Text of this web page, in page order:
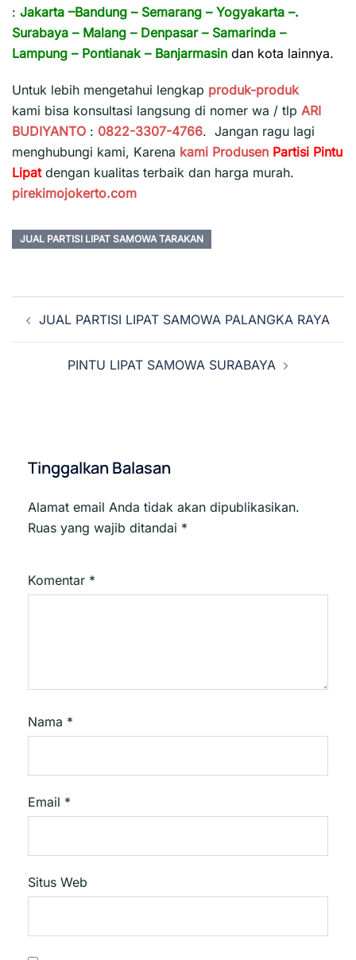
: Jakarta –Bandung – Semarang – Yogyakarta –.
Surabaya – Malang – Denpasar– Samarinda –
Lampung – Pontianak – Banjarmasin dan kota lainnya.
Untuk lebih mengetahui lengkap produk-produk
kami bisa konsultasi langsung di nomer wa / tlp ARI
BUDIYANTO : 0822-3307-4766. Jangan ragu lagi
menghubungi kami, Karena kami Produsen Partisi Pintu
Lipat dengan kualitas terbaik dan harga murah.
pirekimojokerto.com
JUAL PARTISI LIPAT SAMOWA TARAKAN
Navigasi
Tulisan
JUAL PARTISI LIPAT SAMOWA PALANGKA RAYA
PINTU LIPAT SAMOWA SURABAYA
Tinggalkan Balasan
Alamat email Anda tidak akan dipublikasikan.
Ruas yang wajib ditandai *
Komentar *
Nama *
Email *
Situs Web